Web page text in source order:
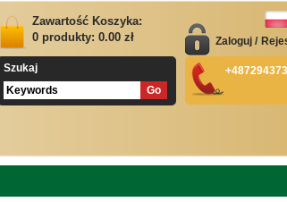
Zawartość Koszyka:
0 produkty: 0.00 zł
Szukaj
Zaloguj /